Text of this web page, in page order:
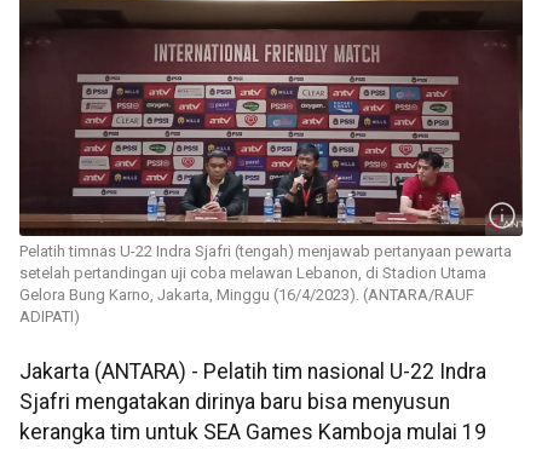
Pelatih timnas U-22 Indra Sjafri (tengah) menjawab pertanyaan pewarta
setelah pertandingan uji coba melawan Lebanon, di Stadion Utama
Gelora Bung Karno, Jakarta, Minggu (16/4/2023). (ANTARA/RAUF
ADIPATI)
Jakarta (ANTARA) - Pelatih tim nasional U-22 Indra
Sjafri mengatakan dirinya baru bisa menyusun
kerangka tim untuk SEA Games Kamboja mulai 19